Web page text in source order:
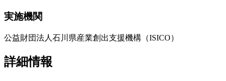
実施機関
公益財団法人石川県産業創出支援機構（ISICO）
詳細情報